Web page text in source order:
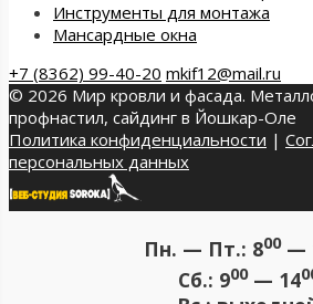
Инструменты для монтажа
Мансардные окна
+7 (8362) 99-40-20 mkif12@mail.ru
© 2026 Мир кровли и фасада.
профнастил, сайдинг в Йошкар-Оле
Политика конфиденциальности |
персональных данных
Пн. — Пт.: 800—
Сб.: 900— 14